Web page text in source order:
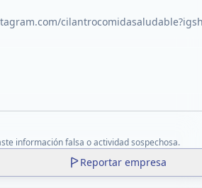
información falsa o actividad sospechosa.
Reportar empresa